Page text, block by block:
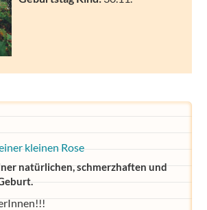
kleinen Rose
natürlichen, schmerzhaften und